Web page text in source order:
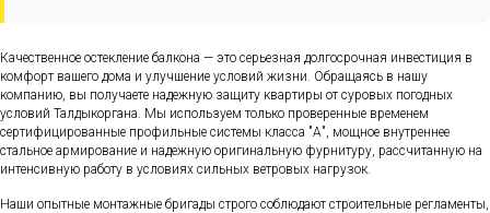
Качественное остекление балкона — это серьезная долгосрочная инвестиция в
комфорт вашего дома и улучшение условий жизни. Обращаясь в нашу
компанию, вы получаете надежную защиту квартиры от суровых погодных
условий Талдыкоргана. Мы используем только проверенные временем
сертифицированные профильные системы класса "А", мощное внутреннее
стальное армирование и надежную оригинальную фурнитуру, рассчитанную на
интенсивную работу в условиях сильных ветровых нагрузок.
Наши опытные монтажные бригады строго соблюдают строительные регламенты,